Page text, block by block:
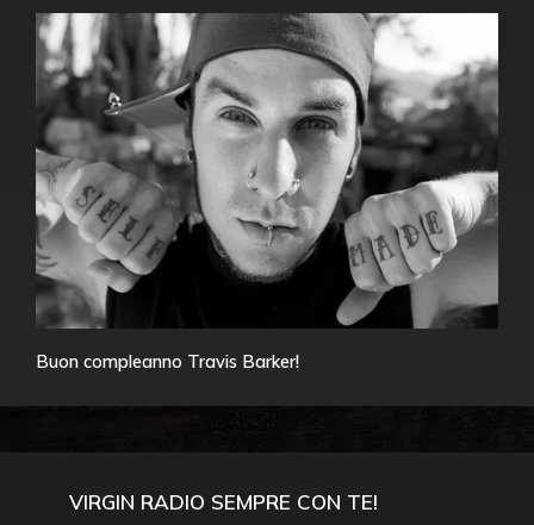
Buon compleanno Travis Barker!
VIRGIN RADIO SEMPRE CON TE!